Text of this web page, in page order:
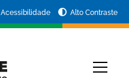
Acessibilidade Alto Contraste